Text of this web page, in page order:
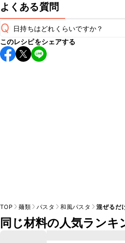
よくある質問
Q 日持ちはどれくらいですか？
こちらのレシピは出来たてをお召し
すすめします。
このレシピをシェアする
TOP 麺類 パスタ 和風パスタ 混ぜるだ
同じ材料の人気ランキ